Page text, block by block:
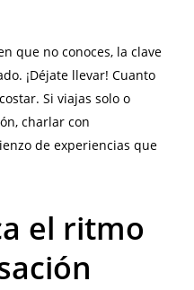
que no conoces, la clave
¡Déjate llevar! Cuanto
Si viajas solo o
charlar con
de experiencias que
el ritmo